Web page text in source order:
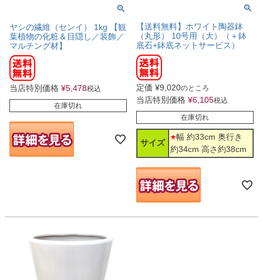
ヤシの繊維（センイ） 1kg 【観
葉植物の化粧＆目隠し／装飾／
マルチング材】
当店特別価格 ¥5,478税込
在庫切れ
【送料無料】ホワイト陶器鉢
（丸形） 10号用（大）（＋鉢
底石+鉢底ネットサービス）
定価 ¥9,020のところ
当店特別価格 ¥6,105税込
在庫切れ
サイズ
幅 約33cm 奥行き
約34cm 高さ約38cm